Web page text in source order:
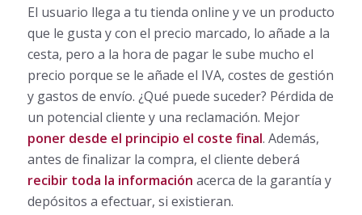
El usuario llega a tu tienda online y ve un producto
que le gusta y con el precio marcado, lo añade a la
cesta, pero a la hora de pagar le sube mucho el
precio porque se le añade el IVA, costes de gestión
y gastos de envío. ¿Qué puede suceder? Pérdida de
un potencial cliente y una reclamación. Mejor
poner desde el principio el coste final. Además,
antes de finalizar la compra, el cliente deberá
recibir toda la información acerca de la garantía y
depósitos a efectuar, si existieran.